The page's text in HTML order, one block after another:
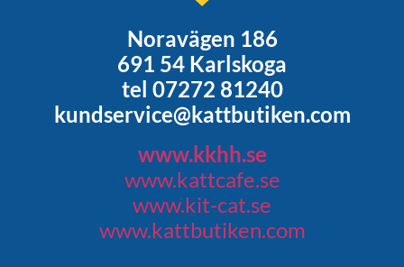
Noravägen 186
691 54 Karlskoga
tel 07272 81240
kundservice@kattbutiken.com
www.kkhh.se
www.kattcafe.se
www.kit-cat.se
www.kattbutiken.com